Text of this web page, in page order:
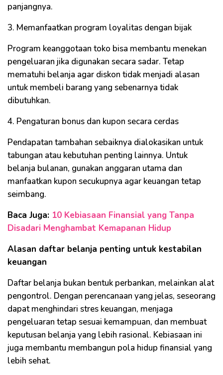
panjangnya.
3. Memanfaatkan program loyalitas dengan bijak
Program keanggotaan toko bisa membantu menekan
pengeluaran jika digunakan secara sadar. Tetap
mematuhi belanja agar diskon tidak menjadi alasan
untuk membeli barang yang sebenarnya tidak
dibutuhkan.
4. Pengaturan bonus dan kupon secara cerdas
Pendapatan tambahan sebaiknya dialokasikan untuk
tabungan atau kebutuhan penting lainnya. Untuk
belanja bulanan, gunakan anggaran utama dan
manfaatkan kupon secukupnya agar keuangan tetap
seimbang.
Baca Juga: 10 Kebiasaan Finansial yang Tanpa
Disadari Menghambat Kemapanan Hidup
Alasan daftar belanja penting untuk kestabilan
keuangan
Daftar belanja bukan bentuk perbankan, melainkan alat
pengontrol. Dengan perencanaan yang jelas, seseorang
dapat menghindari stres keuangan, menjaga
pengeluaran tetap sesuai kemampuan, dan membuat
keputusan belanja yang lebih rasional. Kebiasaan ini
juga membantu membangun pola hidup finansial yang
lebih sehat.